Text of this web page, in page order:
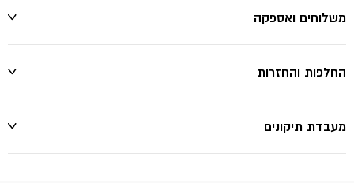
משלוחים ואספקה
החלפות והחזרות
מעבדת תיקונים